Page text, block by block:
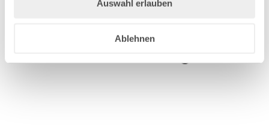
Auswahl erlauben
Ablehnen
Ähnliche